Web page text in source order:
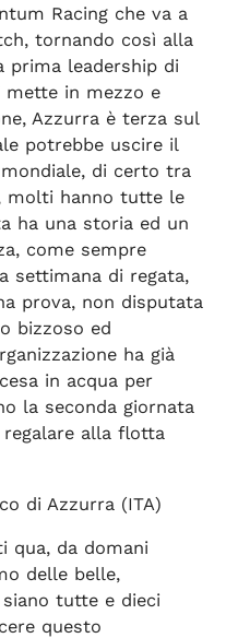
Racing che va a
tornando così alla
prima leadership di
mette in mezzo e
Azzurra è terza sul
potrebbe uscire il
di certo tra
molti hanno tutte le
ha una storia ed un
come sempre
settimana di regata,
prova, non disputata
bizzoso ed
ha già
in acqua per
la seconda giornata
alla flotta
di Azzurra (ITA)
qua, da domani
delle belle,
tutte e dieci
questo